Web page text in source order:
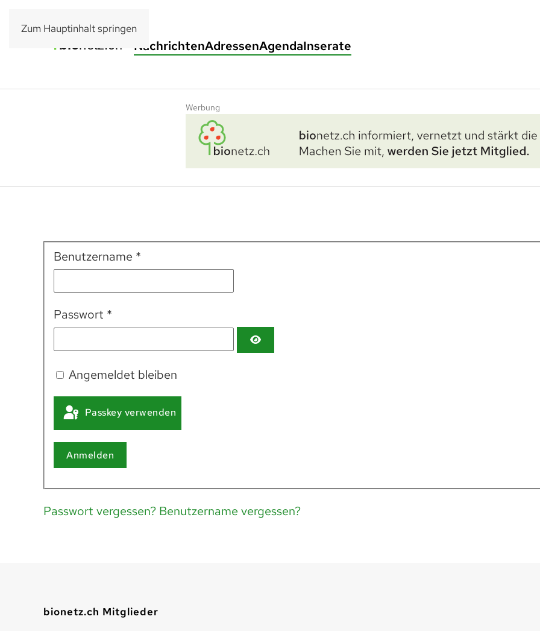
Zum Hauptinhalt springen
NachrichtenAdressenAgendaInserate
Werbung
Benutzername *
Passwort *
Angemeldet bleiben
Passkey verwenden
Anmelden
Passwort vergessen? Benutzername vergessen?
bionetz.ch Mitglieder